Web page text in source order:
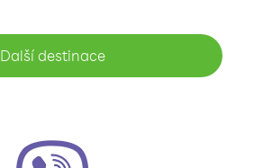
Další destinace